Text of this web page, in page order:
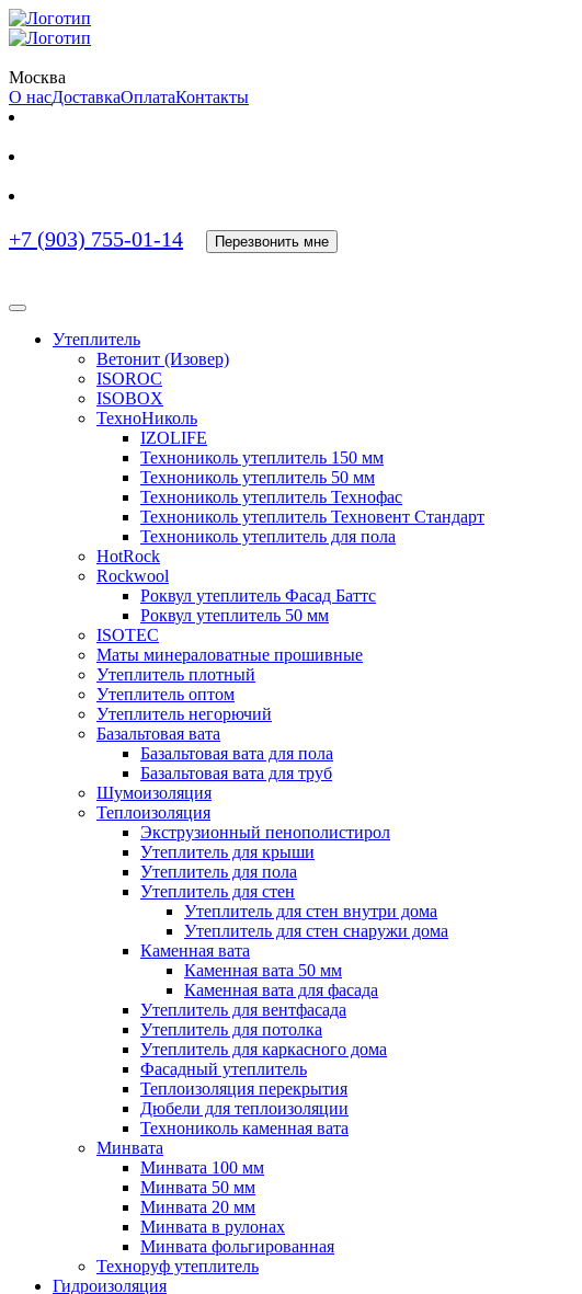
Москва
О насДоставкаОплатаКонтакты
+7 (903) 755-01-14 Перезвонить мне
Утеплитель
Ветонит (Изовер)
ISOROC
ISOBOX
ТехноНиколь
IZOLIFE
Технониколь утеплитель 150 мм
Технониколь утеплитель 50 мм
Технониколь утеплитель Технофас
Технониколь утеплитель Техновент Стандарт
Технониколь утеплитель для пола
HotRock
Rockwool
Роквул утеплитель Фасад Баттс
Роквул утеплитель 50 мм
ISOTEC
Маты минераловатные прошивные
Утеплитель плотный
Утеплитель оптом
Утеплитель негорючий
Базальтовая вата
Базальтовая вата для пола
Базальтовая вата для труб
Шумоизоляция
Теплоизоляция
Экструзионный пенополистирол
Утеплитель для крыши
Утеплитель для пола
Утеплитель для стен
Утеплитель для стен внутри дома
Утеплитель для стен снаружи дома
Каменная вата
Каменная вата 50 мм
Каменная вата для фасада
Утеплитель для вентфасада
Утеплитель для потолка
Утеплитель для каркасного дома
Фасадный утеплитель
Теплоизоляция перекрытия
Дюбели для теплоизоляции
Технониколь каменная вата
Минвата
Минвата 100 мм
Минвата 50 мм
Минвата 20 мм
Минвата в рулонах
Минвата фольгированная
Техноруф утеплитель
Гидроизоляция